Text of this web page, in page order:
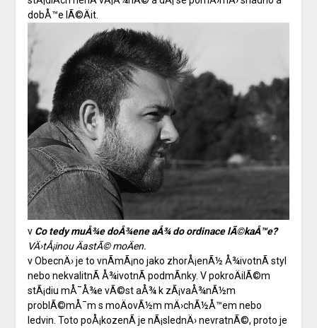
dobÅ™e lÃ©Äit.
v Co tedy muÅ¾e doÅ¾ene aÅ¾ do ordinace lÃ©kaÅ™e?
VÄ›tÅ¡inou ÄastÃ© moÄen.
v ObecnÄ› je to vnÃ­mÃ¡no jako zhorÅ¡enÃ½ Å¾ivotnÃ­ styl
nebo nekvalitnÃ­ Å¾ivotnÃ­ podmÃ­nky. V pokroÄilÃ©m
stÃ¡diu mÅ¯Å¾e vÃ©st aÅ¾ k zÃ¡vaÅ¾nÃ½m
problÃ©mÅ¯m s moÄovÃ½m mÄ›chÃ½Å™em nebo
ledvin. Toto poÅ¡kozenÃ­ je nÃ¡slednÄ› nevratnÃ©, proto je